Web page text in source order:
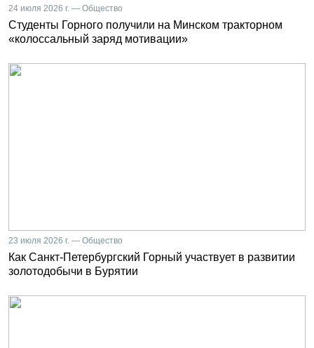
24 июля 2026 г. — Общество
Студенты Горного получили на Минском тракторном
«колоссальный заряд мотивации»
23 июля 2026 г. — Общество
Как Санкт-Петербургский Горный участвует в развитии
золотодобычи в Бурятии